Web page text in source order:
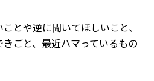
とや逆に聞いてほしいこと、
ごと、最近ハマっているもの